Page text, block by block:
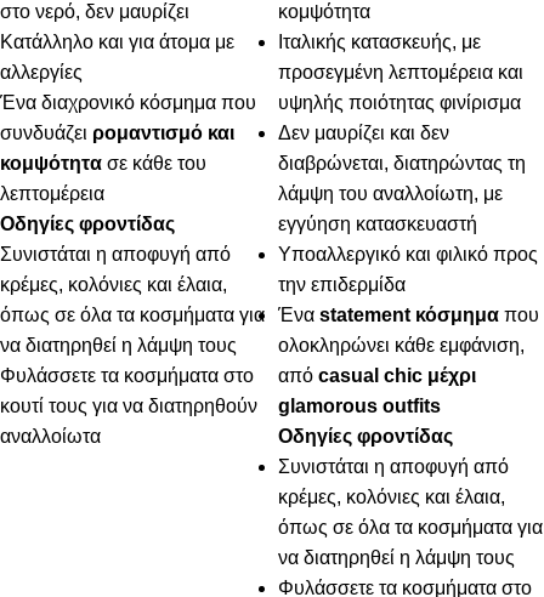
στο νερό, δεν μαυρίζει
Κατάλληλο και για άτομα με
αλλεργίες
Ένα διαχρονικό κόσμημα που
συνδυάζει ρομαντισμό και
κομψότητα σε κάθε του
λεπτομέρεια
Οδηγίες φροντίδας
Συνιστάται η αποφυγή από
κρέμες, κολόνιες και έλαια,
όπως σε όλα τα κοσμήματα για
να διατηρηθεί η λάμψη τους
Φυλάσσετε τα κοσμήματα στο
κουτί τους για να διατηρηθούν
αναλλοίωτα
κομψότητα
Ιταλικής κατασκευής, με
προσεγμένη λεπτομέρεια και
υψηλής ποιότητας φινίρισμα
Δεν μαυρίζει και δεν
διαβρώνεται, διατηρώντας τη
λάμψη του αναλλοίωτη, με
εγγύηση κατασκευαστή
Υποαλλεργικό και φιλικό προς
την επιδερμίδα
Ένα statement κόσμημα που
ολοκληρώνει κάθε εμφάνιση,
από casual chic μέχρι
glamorous outfits
Οδηγίες φροντίδας
Συνιστάται η αποφυγή από
κρέμες, κολόνιες και έλαια,
όπως σε όλα τα κοσμήματα για
να διατηρηθεί η λάμψη τους
Φυλάσσετε τα κοσμήματα στο